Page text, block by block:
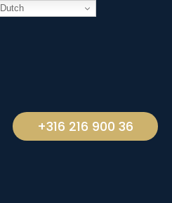
+316 216 900 36
Dutch